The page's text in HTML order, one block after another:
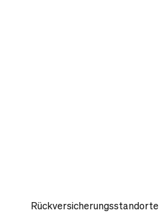
Rückversicherungsstandorte